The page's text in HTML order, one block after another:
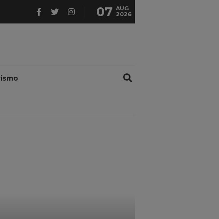
07 AUG
2026